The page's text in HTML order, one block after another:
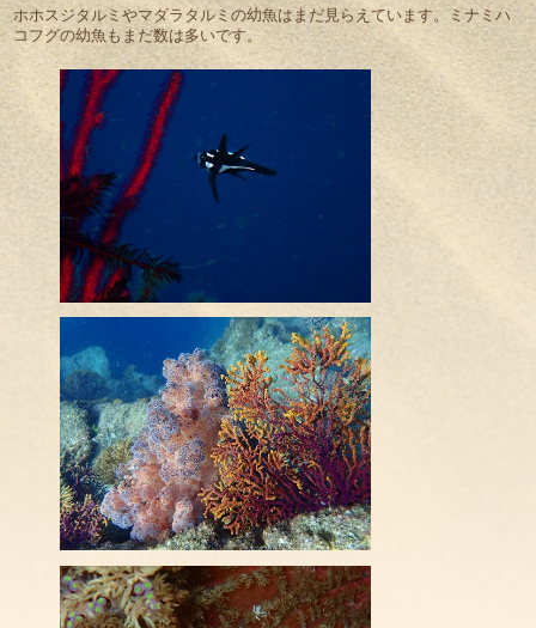
ホホスジタルミやマダラタルミの幼魚はまだ見らえています。ミナミハ
コフグの幼魚もまだ数は多いです。